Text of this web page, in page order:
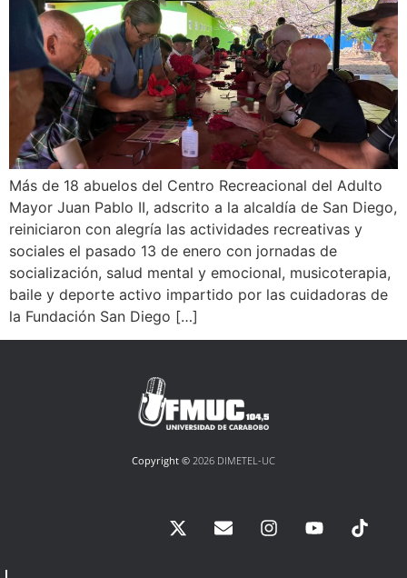
Más de 18 abuelos del Centro Recreacional del Adulto
Mayor Juan Pablo II, adscrito a la alcaldía de San Diego,
reiniciaron con alegría las actividades recreativas y
sociales el pasado 13 de enero con jornadas de
socialización, salud mental y emocional, musicoterapia,
baile y deporte activo impartido por las cuidadoras de
la Fundación San Diego […]
Copyright © 2026 DIMETEL-UC